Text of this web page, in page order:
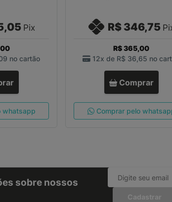
Pix
no cartão
whatsapp
R$ 346,75
R$ 365,00
12x de R$ 36,65 no
Comprar
Comprar pelo
sobre nossos
Cadastrar